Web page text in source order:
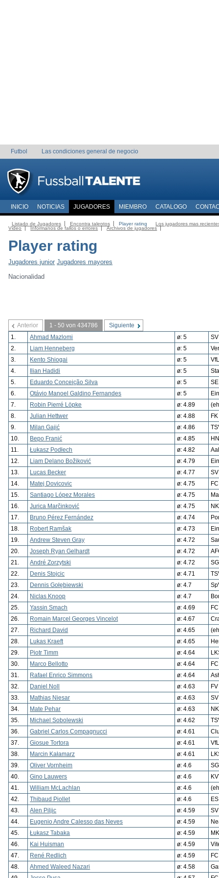
Futbol Las condiciones general de negocio
INICIO NOTICIAS JUGADORES MIEMBRO CATALOGO
Listado de Jugadores Encontra talentos Player rating
Los jugadores mas
Video
Informanos de fallos o errores Archivos de jugadores
Player rating
Jugadores junior Jugadores mayores
Nacionalidad
Anterior 1 - 50 von 434786
Siguiente
1.
Ahmad Mazlomi ø: 5
2.
Liam Henneberg ø: 5
3.
Kento Shiogai ø: 5
4.
Ilian Hadidi ø: 5
5.
Eduardo Conceição Silva ø: 5
6.
Otávio Manoel Galdino Fernandes ø: 5
7.
Robin Pierré Löpke ø: 4.89
8.
Julian Hettwer ø: 4.88
9.
Milan Gajić ø: 4.86
10.
Bepo Franić ø: 4.85
11.
Łukasz Podłech ø: 4.82
12.
Liam Delano Božiković ø: 4.79
13.
Lucas Becker ø: 4.77
14.
Matej Dovicovic ø: 4.75
15.
Santiago López Morales ø: 4.75
16.
Jurica Marčinković ø: 4.75
17.
Bruno Pérez Fernández ø: 4.74
18.
Robert Ramšak ø: 4.73
19.
Andrew Steven Gray ø: 4.72
20.
Joseph Ryan Gelhardt ø: 4.72
21.
André Zorzytski ø: 4.72
22.
Denis Stojcic ø: 4.71
23.
Dennis Gołębiewski ø: 4.7
24.
Niclas Knoop ø: 4.7
25.
Yassin Smach ø: 4.69
26.
Romain Marcel Georges Vincelot ø: 4.67
27.
Richard David ø: 4.65
28.
Lukas Kraeft ø: 4.65
29.
Piotr Timm ø: 4.64
30.
Marco Bellotto ø: 4.64
31.
Rafael Enrico Simmons ø: 4.64
32.
Daniel Noll ø: 4.63
33.
Mathias Niesar ø: 4.63
34.
Mate Pehar ø: 4.63
35.
Michael Sobolewski ø: 4.62
36.
Gabriel Carlos Compagnucci ø: 4.61
37.
Giosue Tortora ø: 4.61
38.
Marcin Kałamarz ø: 4.61
39.
Oliver Vornheim ø: 4.6
40.
Gino Lauwers ø: 4.6
41.
William McLachlan ø: 4.6
42.
Thibaud Piollet ø: 4.6
43.
Alen Piljic ø: 4.59
44.
Eugenio Andre Calesso das Neves ø: 4.59
45.
Łukasz Tabaka ø: 4.59
46.
Kai Huisman ø: 4.59
47.
René Redlich ø: 4.59
48.
Ahmed Waleed Nazari ø: 4.58